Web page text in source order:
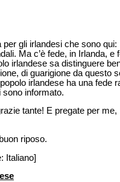
gli irlandesi che sono
Ma c’è fede, in Irlanda,
irlandese sa distinguere
di guarigione da questo
irlandese ha una
informato.
tante! E pregate per me,
riposo.
Italiano]